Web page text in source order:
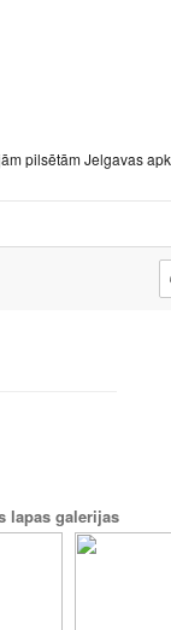
pilsētām Jelgavas
lapas galerijas